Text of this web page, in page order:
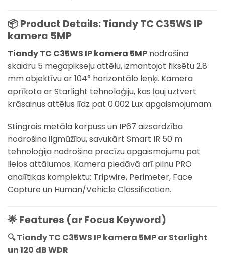
📦 Product Details: Tiandy TC C35WS IP
kamera 5MP
Tiandy TC C35WS IP kamera 5MP nodrošina
skaidru 5 megapikseļu attēlu, izmantojot fiksētu 2.8
mm objektīvu ar 104° horizontālo leņķi. Kamera
aprīkota ar Starlight tehnoloģiju, kas ļauj uztvert
krāsainus attēlus līdz pat 0.002 Lux apgaismojumam.
Stingrais metāla korpuss un IP67 aizsardzība
nodrošina ilgmūžību, savukārt Smart IR 50 m
tehnoloģija nodrošina precīzu apgaismojumu pat
lielos attālumos. Kamera piedāvā arī pilnu PRO
analītikas komplektu: Tripwire, Perimeter, Face
Capture un Human/Vehicle Classification.
🌟 Features (ar Focus Keyword)
🔍Tiandy TC C35WS IP kamera 5MP ar Starlight
un 120 dB WDR